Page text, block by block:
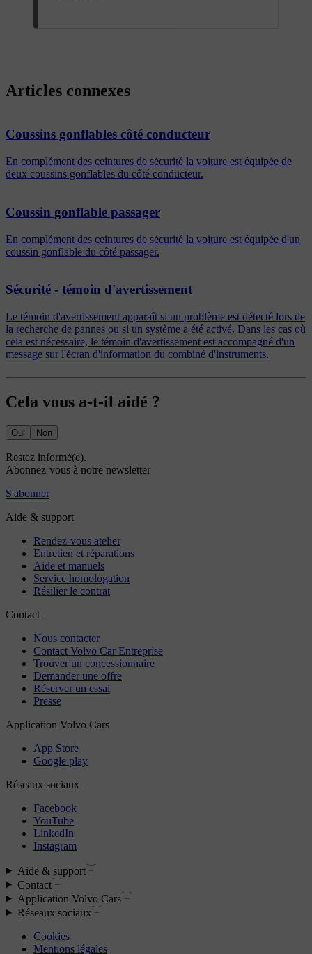
Articles connexes
Coussins gonflables côté conducteur
En complément des ceintures de sécurité la voiture est équipée de
deux coussins gonflables du côté conducteur.
Coussin gonflable passager
En complément des ceintures de sécurité la voiture est équipée d'un
coussin gonflable du côté passager.
Sécurité - témoin d'avertissement
Le témoin d'avertissement apparaît si un problème est détecté lors de
la recherche de pannes ou si un système a été activé. Dans les cas où
cela est nécessaire, le témoin d'avertissement est accompagné d'un
message sur l'écran d'information du combiné d'instruments.
Cela vous a-t-il aidé ?
Oui Non